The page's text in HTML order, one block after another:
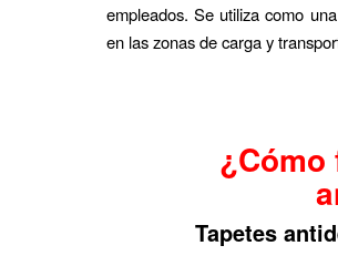
empleados. Se utiliza como
en las zonas de carga y
Tapetes